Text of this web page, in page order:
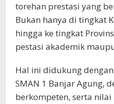
torehan prestasi yang
Bukan hanya di tingkat
hingga ke tingkat
pestasi akademik
Hal ini didukung
SMAN 1 Banjar Agung,
berkompeten, serta